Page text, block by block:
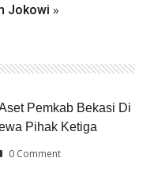
Jokowi »
Pemkab Bekasi Di
Pihak Ketiga
0 Comment